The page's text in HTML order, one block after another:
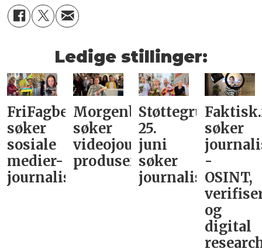
Ledige stillinger:
FriFagbevegelse
søker
sosiale
medier-
journalist
Morgenbladet
søker
videojournalist/podkast-
produsent
Støttegruppa
25.
juni
søker
journalist
søker
-
OSINT,
og
digital